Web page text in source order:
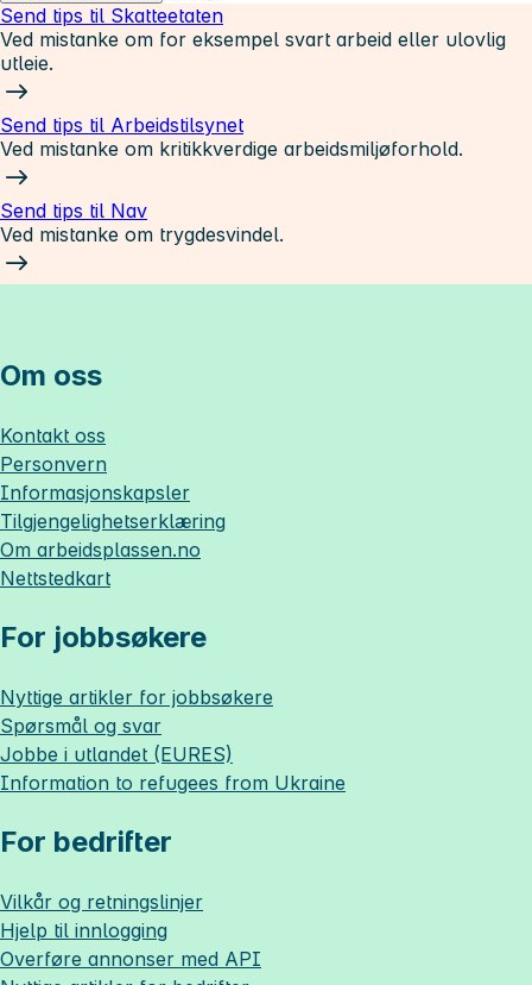
Send tips til Skatteetaten
Ved mistanke om for eksempel svart arbeid eller ulovlig
utleie.
Send tips til Arbeidstilsynet
Ved mistanke om kritikkverdige arbeidsmiljøforhold.
Send tips til Nav
Ved mistanke om trygdesvindel.
Om oss
Kontakt oss
Personvern
Informasjonskapsler
Tilgjengelighetserklæring
Om arbeidsplassen.no
Nettstedkart
For jobbsøkere
Nyttige artikler for jobbsøkere
Spørsmål og svar
Jobbe i utlandet (EURES)
Information to refugees from Ukraine
For bedrifter
Vilkår og retningslinjer
Hjelp til innlogging
Overføre annonser med API